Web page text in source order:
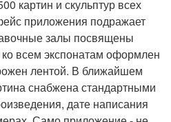
картин и скульптур всех
приложения подражает
залы посвящены
всем экспонатам оформлен
лентой. В ближайшем
снабжена стандартными
дате написания